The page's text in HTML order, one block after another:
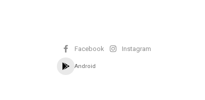
Facebook Instagram
Android